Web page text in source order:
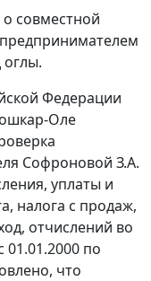
совместной
Федерации
Оле
Софроновой З.А.
уплаты и
налога с продаж,
отчислений во
по
что